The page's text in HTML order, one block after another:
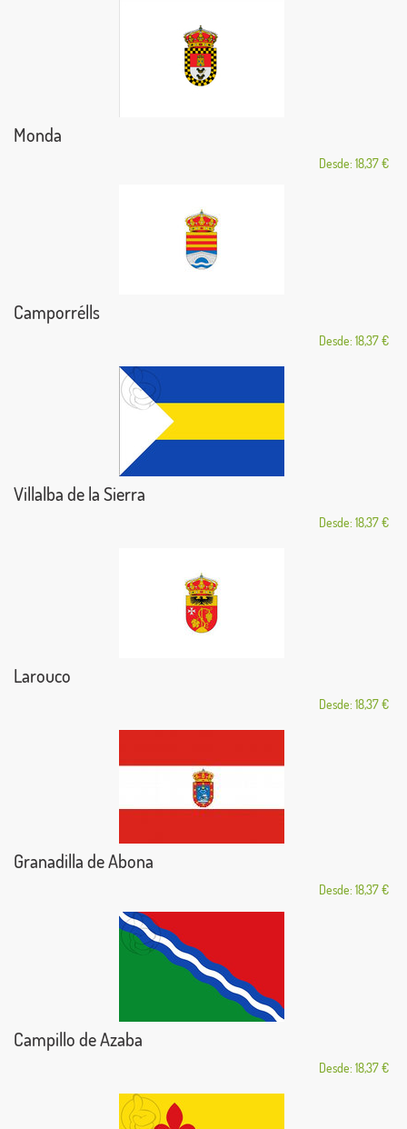
Monda
Desde: 18,37 €
Camporrélls
Desde: 18,37 €
Villalba de la Sierra
Desde: 18,37 €
Larouco
Desde: 18,37 €
Granadilla de Abona
Desde: 18,37 €
Campillo de Azaba
Desde: 18,37 €